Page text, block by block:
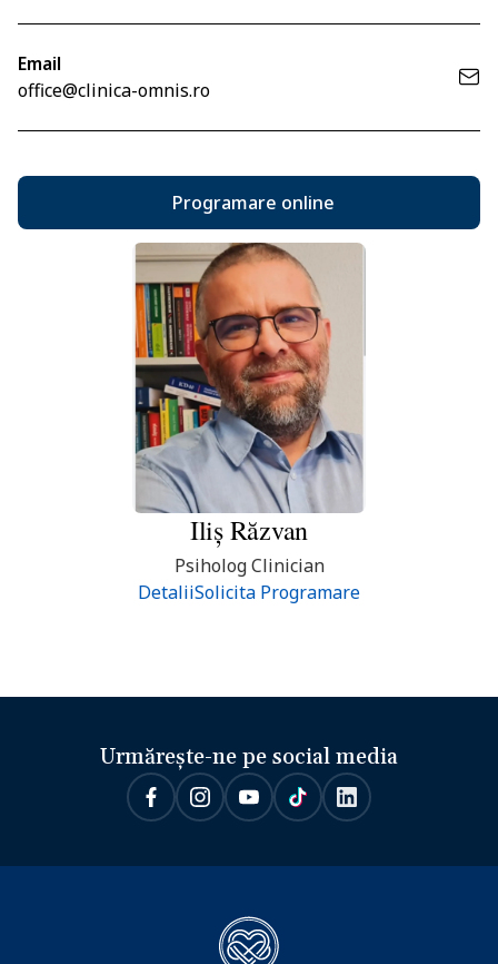
Email
office@clinica-omnis.ro
Programare online
IlișRăzvan
Psiholog Clinician
DetaliiSolicita Programare
Urmărește-ne pe social media